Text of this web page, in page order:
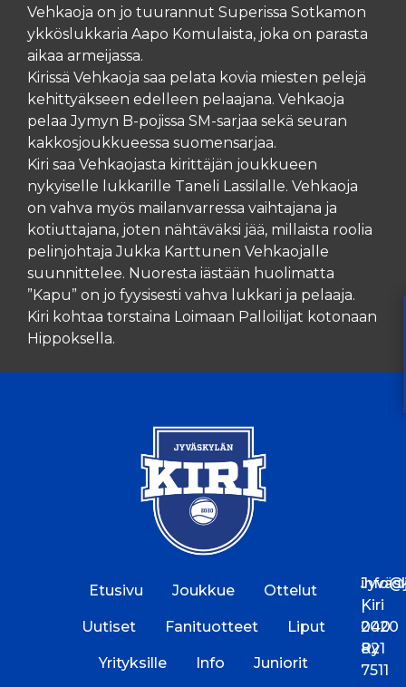
Vehkaoja on jo tuurannut Superissa Sotkamon
ykköslukkaria Aapo Komulaista, joka on parasta
aikaa armeijassa.
Kirissä Vehkaoja saa pelata kovia miesten pelejä
kehittyäkseen edelleen pelaajana. Vehkaoja
pelaa Jymyn B-pojissa SM-sarjaa sekä seuran
kakkosjoukkueessa suomensarjaa.
Kiri saa Vehkaojasta kirittäjän joukkueen
nykyiselle lukkarille Taneli Lassilalle. Vehkaoja
on vahva myös mailanvarressa vaihtajana ja
kotiuttajana, joten nähtäväksi jää, millaista roolia
pelinjohtaja Jukka Karttunen Vehkaojalle
suunnittelee. Nuoresta iästään huolimatta
”Kapu” on jo fyysisesti vahva lukkari ja pelaaja.
Kiri kohtaa torstaina Loimaan Palloilijat kotonaan
Hippoksella.
Etusivu Joukkue Ottelut
Uutiset Fanituotteet Liput
Yrityksille Info Juniorit
Kiri
2020
Ry
|
040
821
7511